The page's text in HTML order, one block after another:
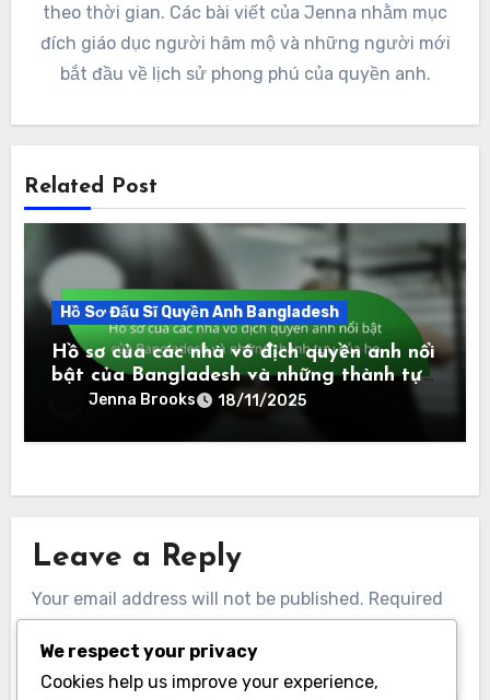
theo thời gian. Các bài viết của Jenna nhằm mục
đích giáo dục người hâm mộ và những người mới
bắt đầu về lịch sử phong phú của quyền anh.
Related Post
Hồ Sơ Đấu Sĩ Quyền Anh Bangladesh
Hồ sơ của các nhà vô địch quyền anh nổi
bật của Bangladesh và những thành tựu
của họJenna Brooks 18/11/2025
Leave a Reply
Your email address will not be published. Required
Comment*
We respect your privacy
Cookies help us improve your experience,